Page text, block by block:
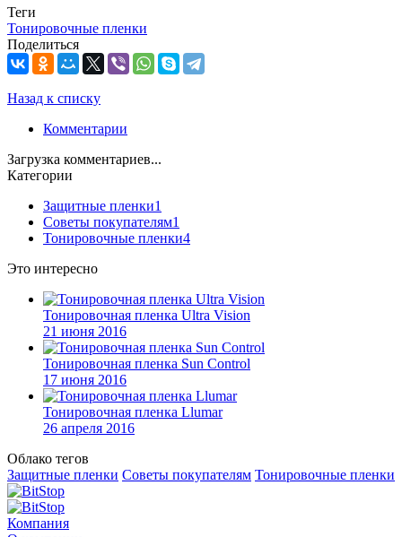
Теги
Тонировочные пленки
Поделиться
Назад к списку
Комментарии
Загрузка комментариев...
Категории
Защитные пленки1
Советы покупателям1
Тонировочные пленки4
Это интересно
Тонировочная пленка Ultra Vision
21 июня 2016
Тонировочная пленка Sun Control
17 июня 2016
Тонировочная пленка Llumar
26 апреля 2016
Облако тегов
Защитные пленки Советы покупателям Тонировочные пленки
Компания